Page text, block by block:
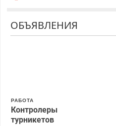
ОБЪЯВЛЕНИЯ
РАБОТА
Контролеры
турникетов